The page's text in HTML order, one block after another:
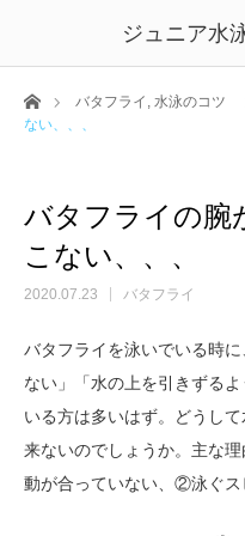
ジュニア水
ホームバタフライ , 水泳のコツ
ない、、、
バタフライの腕
こない、、、
2020.07.23 バタフライ
バタフライを泳いでいる時
ない」「水の上を引きずる
いる方は多いはず。どうし
来ないのでしょうか。主な
動が合っていない、②泳ぐス